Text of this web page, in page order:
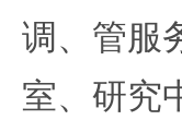
调、管服
室、研究